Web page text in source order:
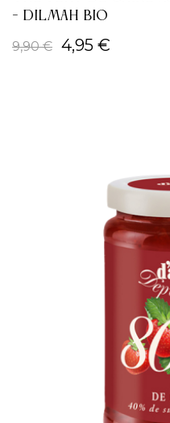
- DILMAH BIO
9,90 € 4,95 €